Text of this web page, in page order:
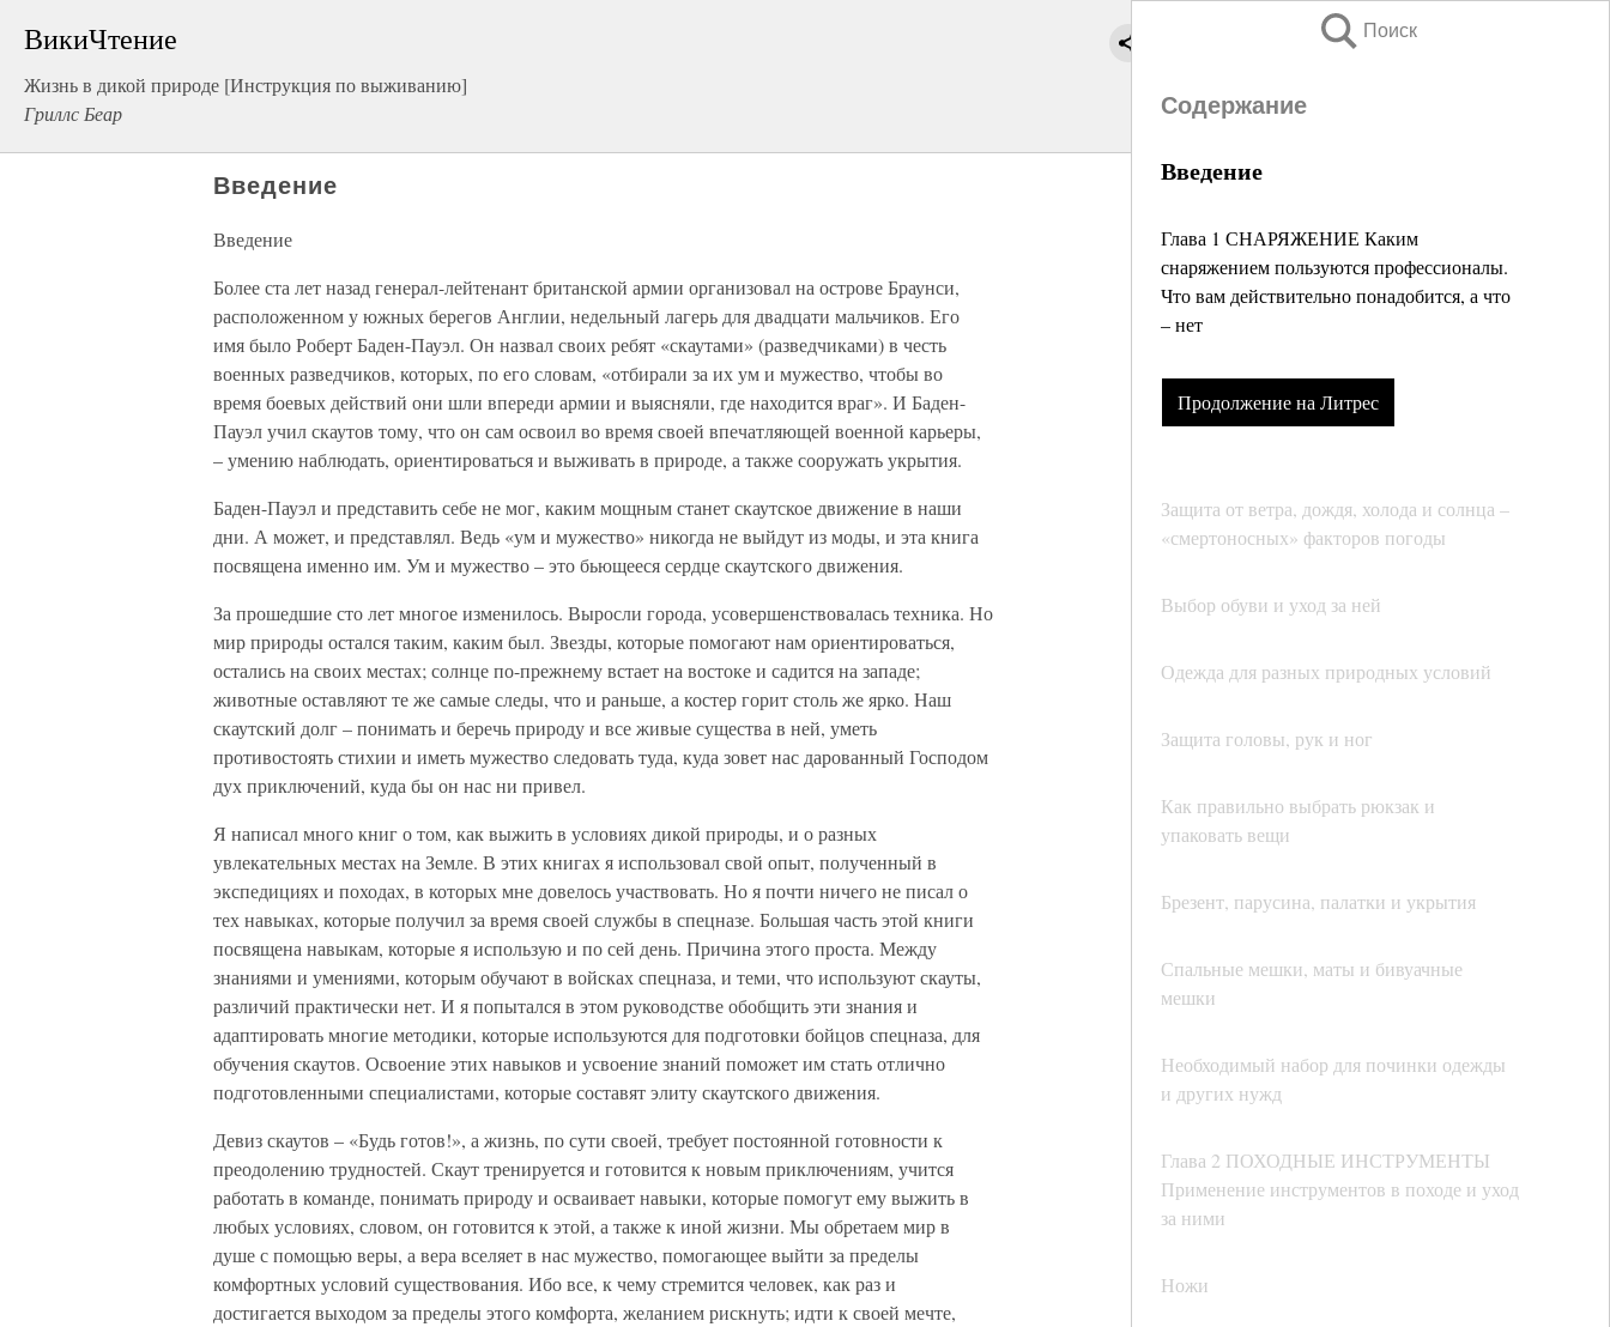
ВикиЧтение
Жизнь в дикой природе [Инструкция по выживанию]
Гриллс Беар
Поиск
Содержание
Введение
Глава 1 СНАРЯЖЕНИЕ Каким
снаряжением пользуются профессионалы.
Что вам действительно понадобится, а что
– нет
Продолжение на Литрес
Защита от ветра, дождя, холода и солнца –
«смертоносных» факторов погоды
Выбор обуви и уход за ней
Одежда для разных природных условий
Защита головы, рук и ног
Как правильно выбрать рюкзак и
упаковать вещи
Брезент, парусина, палатки и укрытия
Спальные мешки, маты и бивуачные
мешки
Необходимый набор для починки одежды
и других нужд
Глава 2 ПОХОДНЫЕ ИНСТРУМЕНТЫ
Применение инструментов в походе и уход
за ними
Ножи
Введение
Введение
Более ста лет назад генерал-лейтенант британской армии организовал на острове Браунси,
расположенном у южных берегов Англии, недельный лагерь для двадцати мальчиков. Его
имя было Роберт Баден-Пауэл. Он назвал своих ребят «скаутами» (разведчиками) в честь
военных разведчиков, которых, по его словам, «отбирали за их ум и мужество, чтобы во
время боевых действий они шли впереди армии и выясняли, где находится враг». И Баден-
Пауэл учил скаутов тому, что он сам освоил во время своей впечатляющей военной карьеры,
– умению наблюдать, ориентироваться и выживать в природе, а также сооружать укрытия.
Баден-Пауэл и представить себе не мог, каким мощным станет скаутское движение в наши
дни. А может, и представлял. Ведь «ум и мужество» никогда не выйдут из моды, и эта книга
посвящена именно им. Ум и мужество – это бьющееся сердце скаутского движения.
За прошедшие сто лет многое изменилось. Выросли города, усовершенствовалась техника. Но
мир природы остался таким, каким был. Звезды, которые помогают нам ориентироваться,
остались на своих местах; солнце по-прежнему встает на востоке и садится на западе;
животные оставляют те же самые следы, что и раньше, а костер горит столь же ярко. Наш
скаутский долг – понимать и беречь природу и все живые существа в ней, уметь
противостоять стихии и иметь мужество следовать туда, куда зовет нас дарованный Господом
дух приключений, куда бы он нас ни привел.
Я написал много книг о том, как выжить в условиях дикой природы, и о разных
увлекательных местах на Земле. В этих книгах я использовал свой опыт, полученный в
экспедициях и походах, в которых мне довелось участвовать. Но я почти ничего не писал о
тех навыках, которые получил за время своей службы в спецназе. Большая часть этой книги
посвящена навыкам, которые я использую и по сей день. Причина этого проста. Между
знаниями и умениями, которым обучают в войсках спецназа, и теми, что используют скауты,
различий практически нет. И я попытался в этом руководстве обобщить эти знания и
адаптировать многие методики, которые используются для подготовки бойцов спецназа, для
обучения скаутов. Освоение этих навыков и усвоение знаний поможет им стать отлично
подготовленными специалистами, которые составят элиту скаутского движения.
Девиз скаутов – «Будь готов!», а жизнь, по сути своей, требует постоянной готовности к
преодолению трудностей. Скаут тренируется и готовится к новым приключениям, учится
работать в команде, понимать природу и осваивает навыки, которые помогут ему выжить в
любых условиях, словом, он готовится к этой, а также к иной жизни. Мы обретаем мир в
душе с помощью веры, а вера вселяет в нас мужество, помогающее выйти за пределы
комфортных условий существования. Ибо все, к чему стремится человек, как раз и
достигается выходом за пределы этого комфорта, желанием рискнуть; идти к своей мечте,